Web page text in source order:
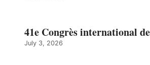
41e Congrès international
July 3, 2026